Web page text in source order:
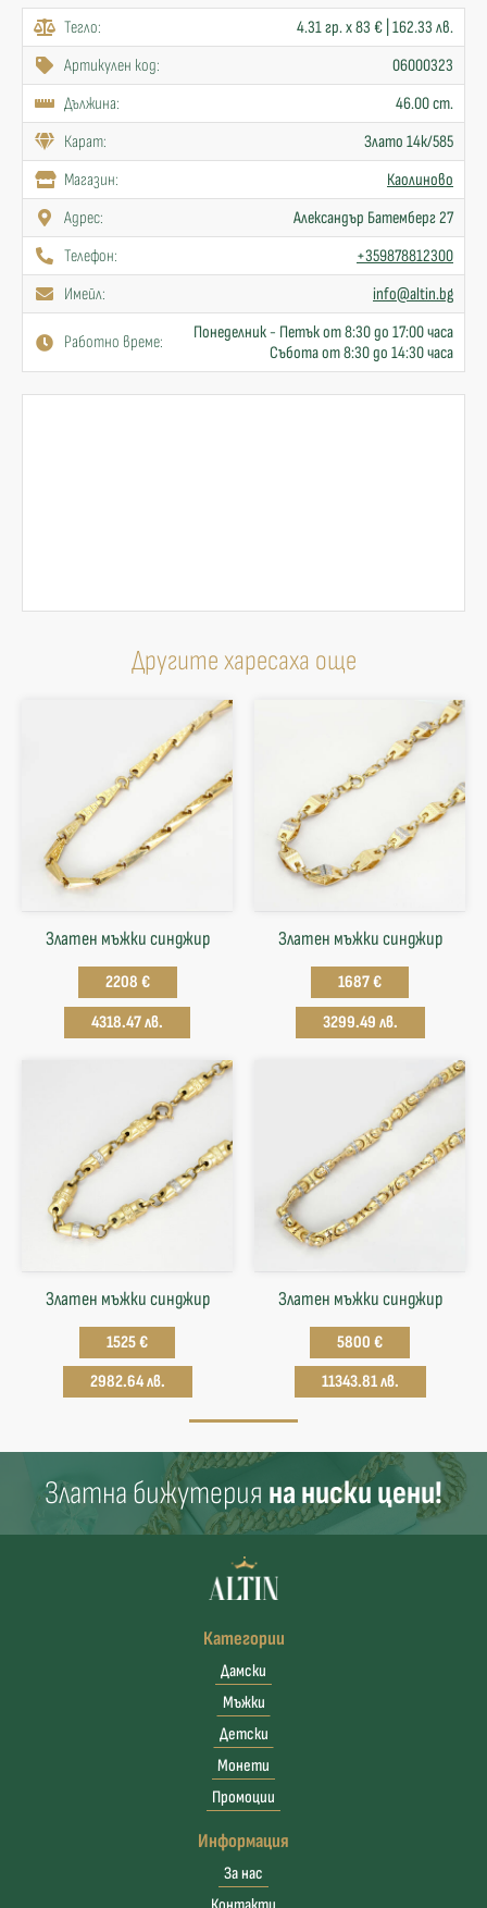
Тегло:
4.31 гр. x 83 € | 162.33 лв.
Артикулен код:
06000323
Дължина:
46.00 cm.
Карат:
Злато 14к/585
Mагазин:
Каолиново
Адрес:
Александър Батемберг 27
Телефон:
+359878812300
Имейл:
info@altin.bg
Работно време:
Понеделник - Петък от 8:30 до 17:00 часа
Събота от 8:30 до 14:30 часа
Другите харесаха още
Златен мъжки синджир
2208 €
4318.47 лв.
Златен мъжки синджир
1687 €
3299.49 лв.
Златен мъжки синджир
1525 €
2982.64 лв.
Златен мъжки синджир
5800 €
11343.81 лв.
Златна бижутерия на ниски цени!
Категории
Дамски
Мъжки
Детски
Монети
Промоции
Информация
За нас